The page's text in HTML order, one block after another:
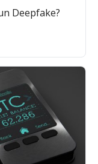
Deepfake?